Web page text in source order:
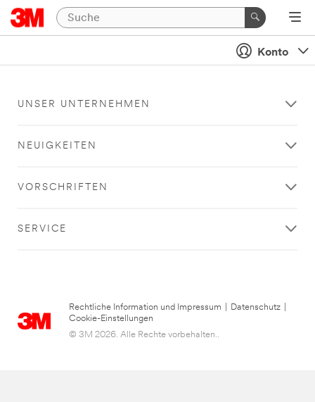
Konto
UNSER UNTERNEHMEN
NEUIGKEITEN
VORSCHRIFTEN
SERVICE
Rechtliche Information und Impressum Datenschutz
Cookie-Einstellungen
© 3M 2026. Alle Rechte vorbehalten..